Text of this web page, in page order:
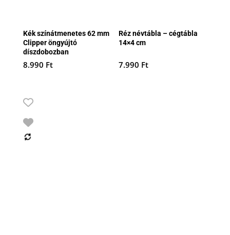
Kék színátmenetes 62 mm
Clipper öngyújtó
díszdobozban
8.990 Ft
Réz névtábla – cégtábla
14×4 cm
7.990 Ft